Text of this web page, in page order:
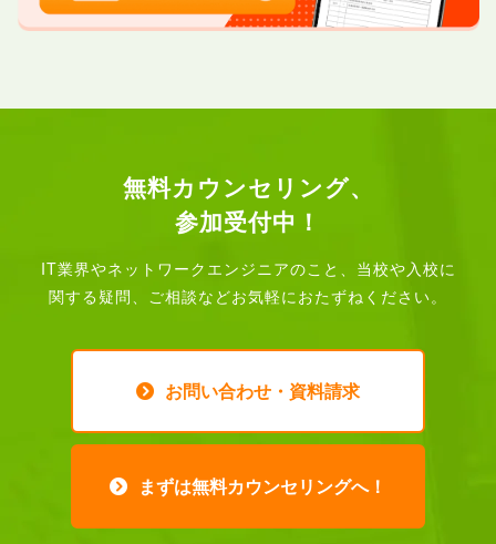
無料カウンセリング、
参加受付中！
IT業界やネットワークエンジニアのこと、 当校や入校に
関する疑問、ご相談などお気軽におたずねください。
お問い合わせ・資料請求
まずは無料カウンセリングへ！